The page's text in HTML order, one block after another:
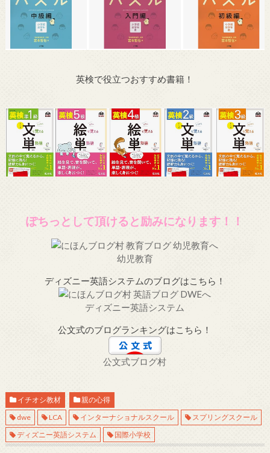
英検で役立つおすすめ書籍！
ぽちっとして頂けると励みになります！！
幼児教育
ディズニー英語システムのブログはこちら！
ディズニー英語システム
公文式のブログランキングはこちら！
公文式ブログ村
イチオシ教材
親の心得
dwe
LCA インターナショナルスクール
スプリングスクール
ディズニー英語システム
国際小学校